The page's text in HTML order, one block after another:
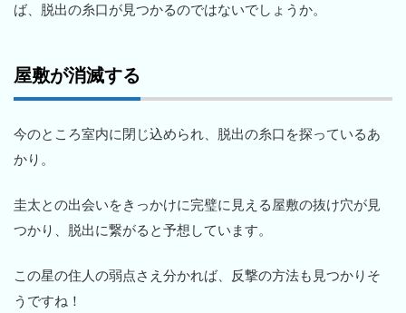
ば、脱出の糸口が見つかるのではないでしょうか。
屋敷が消滅する
今のところ室内に閉じ込められ、脱出の糸口を探っているあ
かり。
圭太との出会いをきっかけに完璧に見える屋敷の抜け穴が見
つかり、脱出に繋がると予想しています。
この星の住人の弱点さえ分かれば、反撃の方法も見つかりそ
うですね！